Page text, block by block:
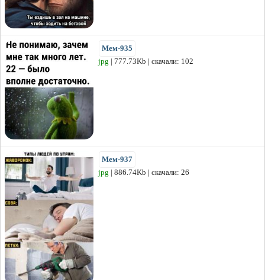
Мем-935
jpg | 777.73Kb | скачали: 102
Мем-937
jpg | 886.74Kb | скачали: 26